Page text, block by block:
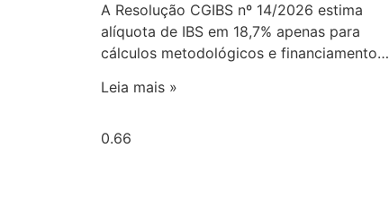
A Resolução CGIBS nº 14/2026 estima
alíquota de IBS em 18,7% apenas para
cálculos metodológicos e financiamento…
Leia mais »